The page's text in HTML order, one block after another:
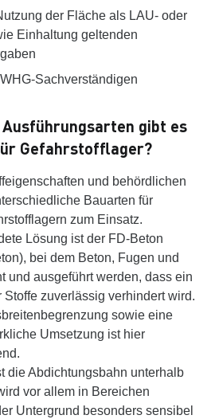
der Fläche als LAU- oder
Einhaltung geltenden
Sachverständigen
gibt es
Gefahrstofflager?
und behördlichen
Bauarten für
zum Einsatz.
Lösung ist der FD‑Beton
bei dem Beton, Fugen und
und ausgeführt werden, dass ein
zuverlässig verhindert wird.
sowie eine
Umsetzung ist hier
die Abdichtungsbahn unterhalb
vor allem in Bereichen
Untergrund besonders sensibel